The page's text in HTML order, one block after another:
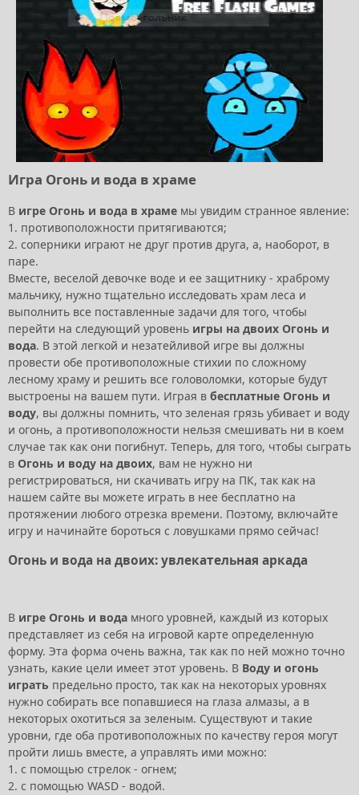
Игра Огонь и вода в храме
В игре Огонь и вода в храме мы увидим странное явление:
1. противоположности притягиваются;
2. соперники играют не друг против друга, а, наоборот, в
паре.
Вместе, веселой девочке воде и ее защитнику - храброму
мальчику, нужно тщательно исследовать храм леса и
выполнить все поставленные задачи для того, чтобы
перейти на следующий уровень игры на двоих Огонь и
вода. В этой легкой и незатейливой игре вы должны
провести обе противоположные стихии по сложному
лесному храму и решить все головоломки, которые будут
выстроены на вашем пути. Играя в бесплатные Огонь и
воду, вы должны помнить, что зеленая грязь убивает и воду
и огонь, а противоположности нельзя смешивать ни в коем
случае так как они погибнут. Теперь, для того, чтобы сыграть
в Огонь и воду на двоих, вам не нужно ни
регистрироваться, ни скачивать игру на ПК, так как на
нашем сайте вы можете играть в нее бесплатно на
протяжении любого отрезка времени. Поэтому, включайте
игру и начинайте бороться с ловушками прямо сейчас!
Огонь и вода на двоих: увлекательная аркадa
В игре Огонь и вода много уровней, каждый из которых
представляет из себя на игровой карте определенную
форму. Эта форма очень важна, так как по ней можно точно
узнать, какие цели имеет этот уровень. В Воду и огонь
играть предельно просто, так как на некоторых уровнях
нужно собирать все попавшиеся на глаза алмазы, а в
некоторых охотиться за зеленым. Существуют и такие
уровни, где оба противоположных по качеству героя могут
пройти лишь вместе, а управлять ими можно:
1. с помощью стрелок - огнем;
2. с помощью WASD - водой.